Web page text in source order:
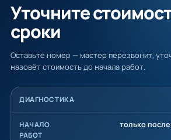
Уточните
сроки
Оставьте номер — мастер перезвонит,
назовёт стоимость до начала работ.
ДИАГНОСТИКА
НАЧАЛО
РАБОТ
только